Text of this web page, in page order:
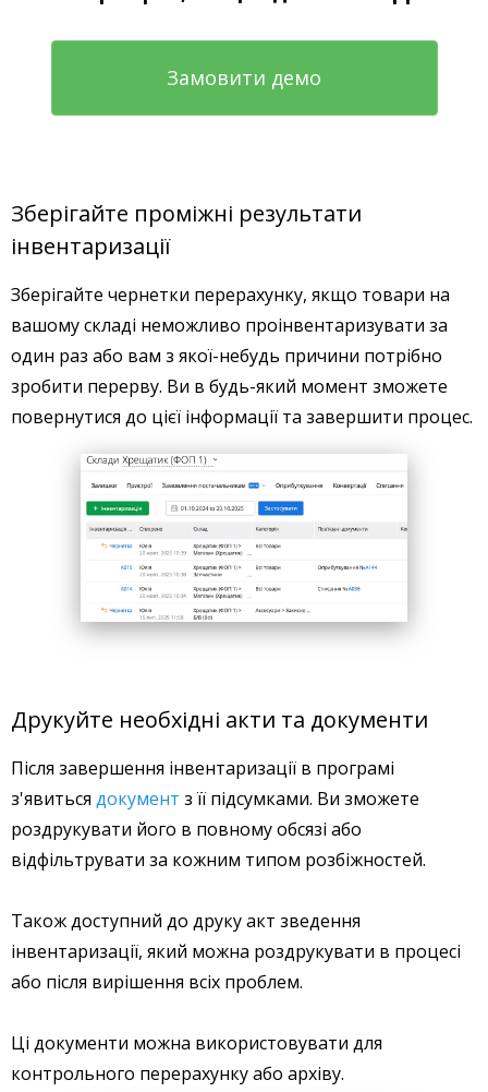
Замовити демо
Зберігайте проміжні результати
інвентаризації
Зберігайте чернетки перерахунку, якщо товари на
вашому складі неможливо проінвентаризувати за
один раз або вам з якої-небудь причини потрібно
зробити перерву. Ви в будь-який момент зможете
повернутися до цієї інформації та завершити процес.
Друкуйте необхідні акти та документи
Після завершення інвентаризації в програмі
з'явиться документ з її підсумками. Ви зможете
роздрукувати його в повному обсязі або
відфільтрувати за кожним типом розбіжностей.
Також доступний до друку акт зведення
інвентаризації, який можна роздрукувати в процесі
або після вирішення всіх проблем.
Ці документи можна використовувати для
контрольного перерахунку або архіву.